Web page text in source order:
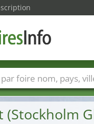
(Stockholm
Pays Villes
fournisseur de services